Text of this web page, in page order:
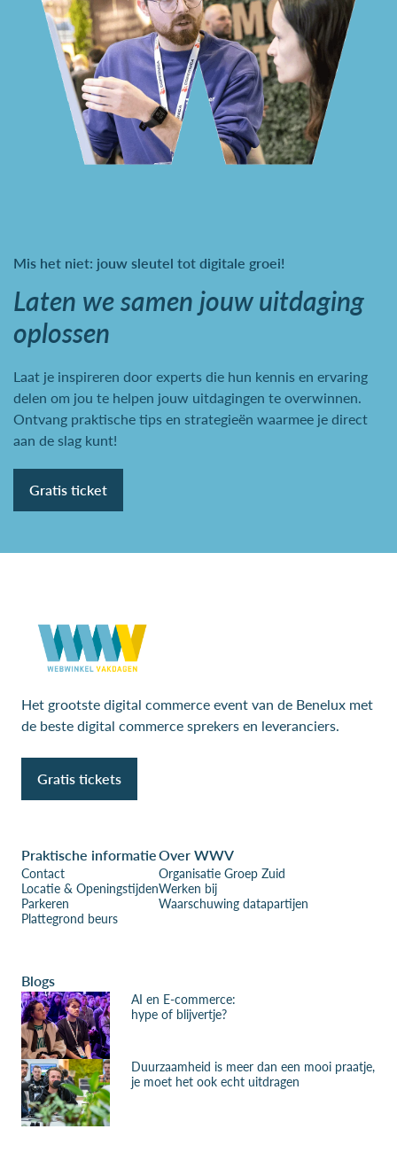
Mis het niet: jouw sleutel tot digitale groei!
Laten we samen jouw uitdaging
oplossen
Laat je inspireren door experts die hun kennis en ervaring
delen om jou te helpen jouw uitdagingen te overwinnen.
Ontvang praktische tips en strategieën waarmee je direct
aan de slag kunt!
Gratis ticket
Het grootste digital commerce event van de Benelux met
de beste digital commerce sprekers en leveranciers.
Gratis tickets
Praktische informatie
Contact
Locatie & Openingstijden
Parkeren
Plattegrond beurs
Over WWV
Organisatie Groep Zuid
Werken bij
Waarschuwing datapartijen
Blogs
AI en E-commerce:
hype of blijvertje?
Duurzaamheid is meer dan een mooi praatje,
je moet het ook echt uitdragen